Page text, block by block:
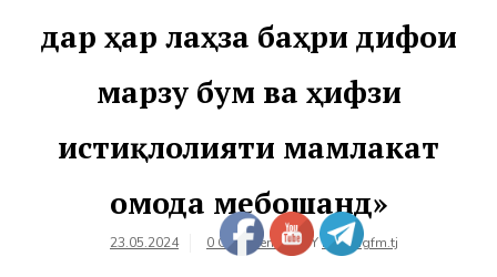
дар ҳар лаҳза баҳри дифои
марзу бум ва ҳифзи
истиқлолияти мамлакат
омода мебошанд»
23.05.2024 0 Comments BYfarhangfm.tj